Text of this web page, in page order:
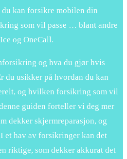
kan forsikre mobilen din
som vil passe … blant andre
og OneCall.
og hva du gjør hvis
du usikker på hvordan du kan
og hvilken forsikring som vil
guiden forteller vi deg mer
dekker skjermreparasjon, og
et hav av forsikringer kan det
riktige, som dekker akkurat det